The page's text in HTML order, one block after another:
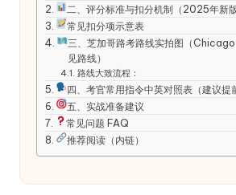
二、评分标准与扣分机制（2025年新版
常见扣分项示意表
三、芝加哥路考路线实拍图（
见路线）
路线大致流程：
四、考官常用指令中英对照表（建议提
五、实战准备建议
常见问题 FAQ
推荐阅读（内链）